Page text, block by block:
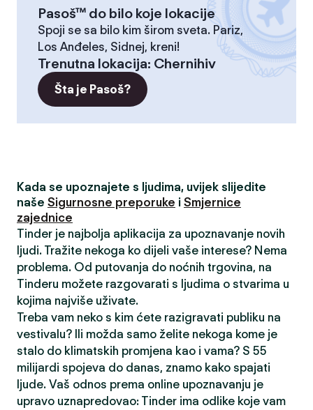
Pasoš™ do bilo koje lokacije
Spoji se sa bilo kim širom sveta. Pariz,
Los Anđeles, Sidnej, kreni!
Trenutna lokacija: Chernihiv
Šta je Pasoš?
Kada se upoznajete s ljudima, uvijek slijedite
naše Sigurnosne preporuke i Smjernice
zajednice
Tinder je najbolja aplikacija za upoznavanje novih
ljudi. Tražite nekoga ko dijeli vaše interese? Nema
problema. Od putovanja do noćnih trgovina, na
Tinderu možete razgovarati s ljudima o stvarima u
kojima najviše uživate.
Treba vam neko s kim ćete razigravati publiku na
vestivalu? Ili možda samo želite nekoga kome je
stalo do klimatskih promjena kao i vama? S 55
milijardi spojeva do danas, znamo kako spajati
ljude. Vaš odnos prema online upoznavanju je
upravo uznapredovao: Tinder ima odlike koje vam